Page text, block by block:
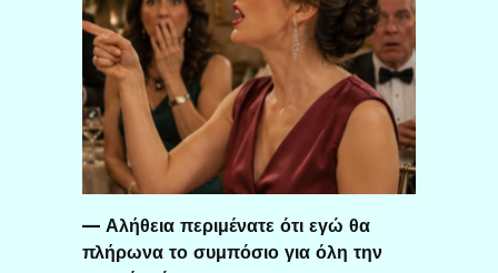
— Αλήθεια περιμένατε ότι εγώ θα
πλήρωνα το συμπόσιο για όλη την